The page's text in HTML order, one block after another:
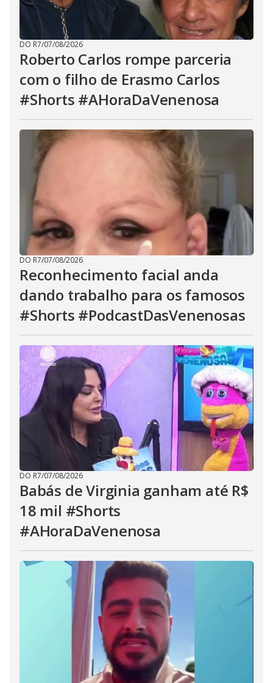
DO R7/07/08/2026
Roberto Carlos rompe parceria
com o filho de Erasmo Carlos
#Shorts #AHoraDaVenenosa
DO R7/07/08/2026
Reconhecimento facial anda
dando trabalho para os famosos
#Shorts #PodcastDasVenenosas
DO R7/07/08/2026
Babás de Virginia ganham até R$
18 mil #Shorts
#AHoraDaVenenosa